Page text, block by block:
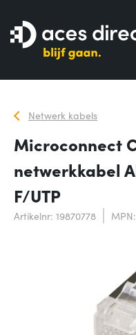
Netwerk kabels
Microconnect
netwerkkabel
F/UTP
Artikelnr: 19870778